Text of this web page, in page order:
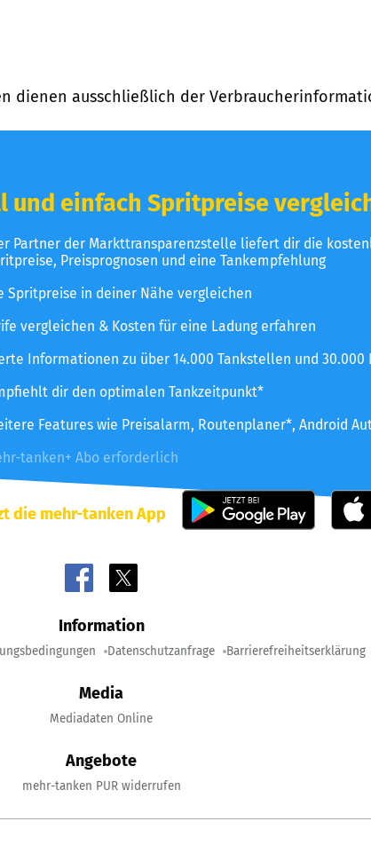
dienen ausschließlich der
und einfach Spritpreise
Partner der Markttransparenzstelle liefert dir die
Preisprognosen und eine Tankempfehlung
Spritpreise in deiner Nähe vergleichen
vergleichen & Kosten für eine Ladung erfahren
Informationen zu über 14.000 Tankstellen und 30.000
dir den optimalen Tankzeitpunkt*
Features wie Preisalarm, Routenplaner*, Android
tanken+ Abo erforderlich
die mehr-tanken App
Information
Datenschutzanfrage Barrierefreiheitserklärung
Media
Mediadaten Online
Angebote
mehr-tanken PUR widerrufen